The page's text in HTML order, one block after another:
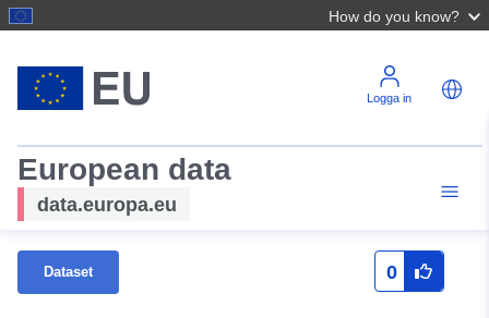
How do you know?
Logga in
European data
data.europa.eu
Dataset 0